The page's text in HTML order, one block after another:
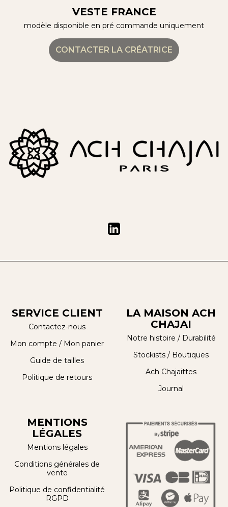
VESTE FRANCE
modèle disponible en pré commande uniquement
CONTACTER LA CRÉATRICE
SERVICE CLIENT
Contactez-nous
Mon compte / Mon panier
Guide de tailles
Politique de retours
LA MAISON ACH
CHAJAI
Notre histoire / Durabilité
Stockists / Boutiques
Ach Chajaittes
Journal
MENTIONS
LÉGALES
Mentions légales
Conditions générales de
vente
Politique de confidentialité
RGPD